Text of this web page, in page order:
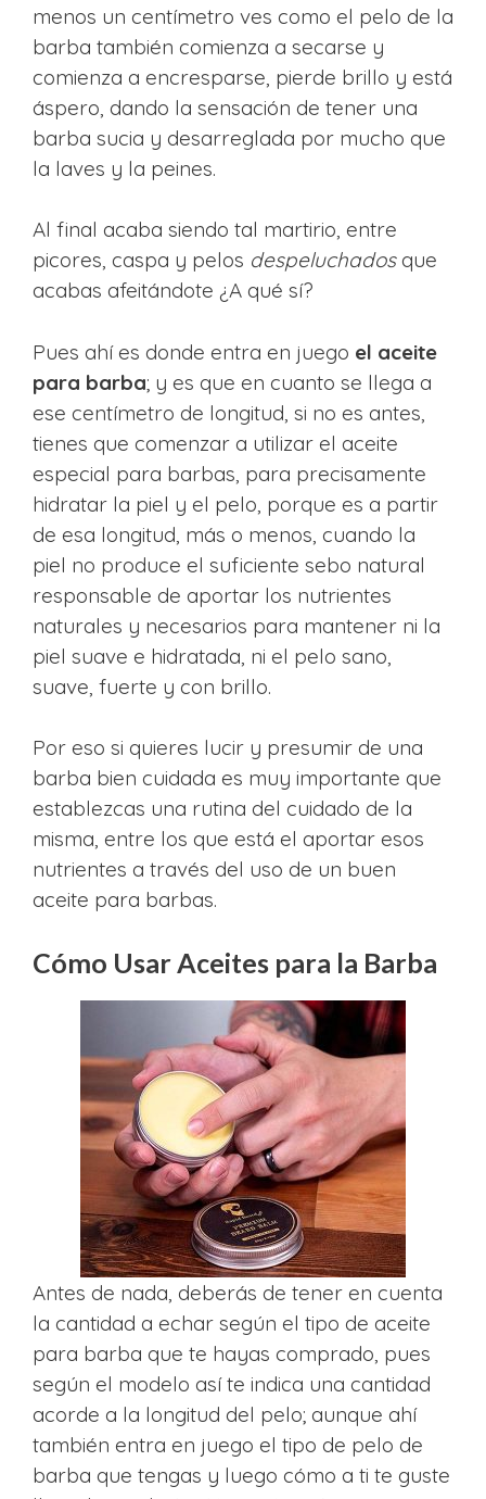
menos un centímetro ves como el pelo de la
barba también comienza a secarse y
comienza a encresparse, pierde brillo y está
áspero, dando la sensación de tener una
barba sucia y desarreglada por mucho que
la laves y la peines.
Al final acaba siendo tal martirio, entre
picores, caspa y pelos despeluchadosque
acabas afeitándote ¿A qué sí?
Pues ahí es donde entra en juego el aceite
para barba; y es que en cuanto se llega a
ese centímetro de longitud, si no es antes,
tienes que comenzar a utilizar el aceite
especial para barbas, para precisamente
hidratar la piel y el pelo, porque es a partir
de esa longitud, más o menos, cuando la
piel no produce el suficiente sebo natural
responsable de aportar los nutrientes
naturales y necesarios para mantener ni la
piel suave e hidratada, ni el pelo sano,
suave, fuerte y con brillo.
Por eso si quieres lucir y presumir de una
barba bien cuidada es muy importante que
establezcas una rutina del cuidado de la
misma, entre los que está el aportar esos
nutrientes a través del uso de un buen
aceite para barbas.
Cómo Usar Aceites para la Barba
Antes de nada, deberás de tener en cuenta
la cantidad a echar según el tipo de aceite
para barba que te hayas comprado, pues
según el modelo así te indica una cantidad
acorde a la longitud del pelo; aunque ahí
también entra en juego el tipo de pelo de
barba que tengas y luego cómo a ti te guste